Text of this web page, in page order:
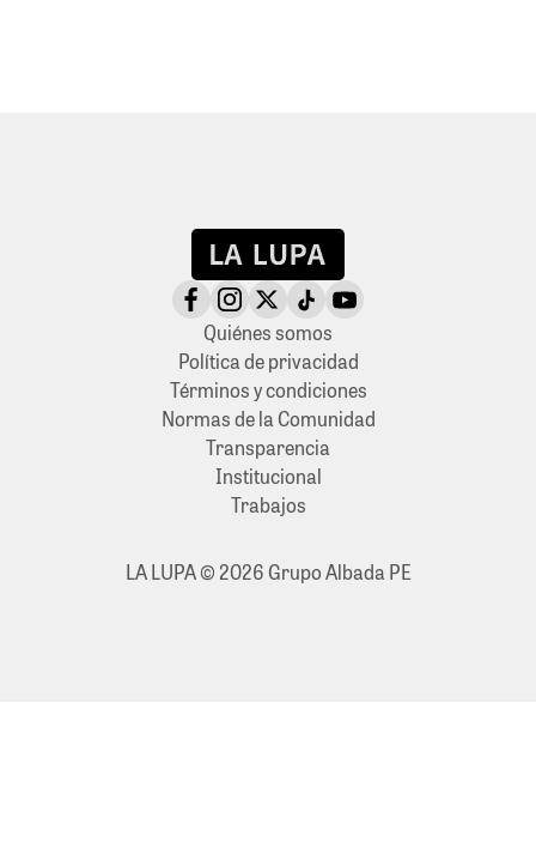
Quiénes somos
Política de privacidad
Términos y condiciones
Normas de la Comunidad
Transparencia
Institucional
Trabajos
LA LUPA © 2026 Grupo Albada PE